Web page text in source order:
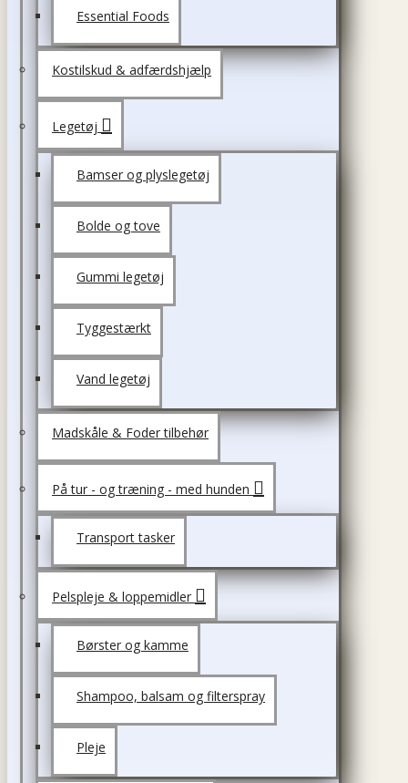
Essential Foods
Kostilskud & adfærdshjælp
Legetøj
Bamser og plyslegetøj
Bolde og tove
Gummi legetøj
Tyggestærkt
Vand legetøj
Madskåle & Foder tilbehør
På tur - og træning - med hunden
Transport tasker
Pelspleje & loppemidler
Børster og kamme
Shampoo, balsam og filterspray
Pleje